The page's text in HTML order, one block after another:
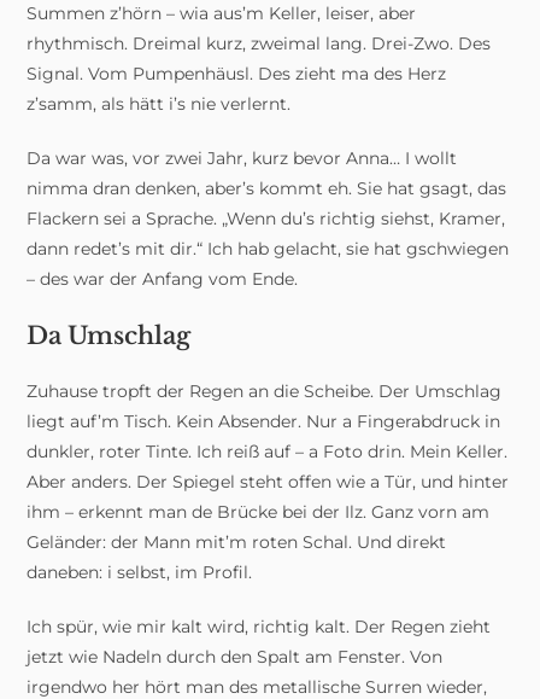
Summen z’hörn – wia aus’m Keller, leiser, aber
rhythmisch. Dreimal kurz, zweimal lang. Drei-Zwo. Des
Signal. Vom Pumpenhäusl. Des zieht ma des Herz
z’samm, als hätt i’s nie verlernt.
Da war was, vor zwei Jahr, kurz bevor Anna… I wollt
nimma dran denken, aber’s kommt eh. Sie hat gsagt, das
Flackern sei a Sprache. „Wenn du’s richtig siehst, Kramer,
dann redet’s mit dir.“ Ich hab gelacht, sie hat gschwiegen
– des war der Anfang vom Ende.
Da Umschlag
Zuhause tropft der Regen an die Scheibe. Der Umschlag
liegt auf’m Tisch. Kein Absender. Nur a Fingerabdruck in
dunkler, roter Tinte. Ich reiß auf – a Foto drin. Mein Keller.
Aber anders. Der Spiegel steht offen wie a Tür, und hinter
ihm – erkennt man de Brücke bei der Ilz. Ganz vorn am
Geländer: der Mann mit’m roten Schal. Und direkt
daneben: i selbst, im Profil.
Ich spür, wie mir kalt wird, richtig kalt. Der Regen zieht
jetzt wie Nadeln durch den Spalt am Fenster. Von
irgendwo her hört man des metallische Surren wieder,